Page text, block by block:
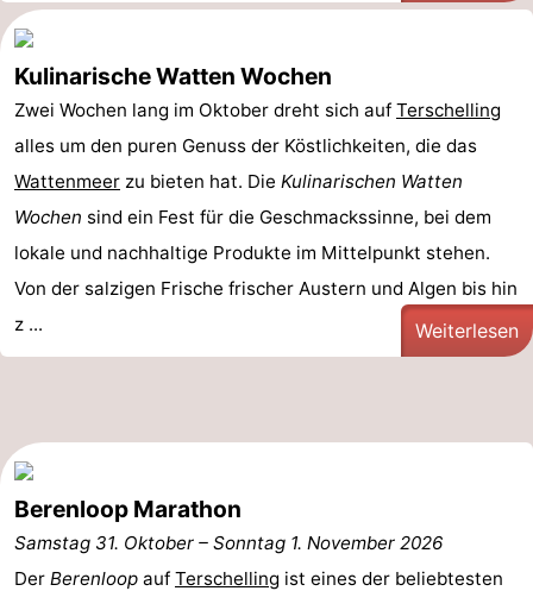
Kulinarische Watten Wochen
Zwei Wochen lang im Oktober dreht sich auf Terschelling
alles um den puren Genuss der Köstlichkeiten, die das
Wattenmeer zu bieten hat. Die Kulinarischen Watten
Wochen sind ein Fest für die Geschmackssinne, bei dem
lokale und nachhaltige Produkte im Mittelpunkt stehen.
Von der salzigen Frische frischer Austern und Algen bis hin
z ...
Weiterlesen
Berenloop Marathon
Samstag 31. Oktober – Sonntag 1. November 2026
Der Berenloop auf Terschelling ist eines der beliebtesten